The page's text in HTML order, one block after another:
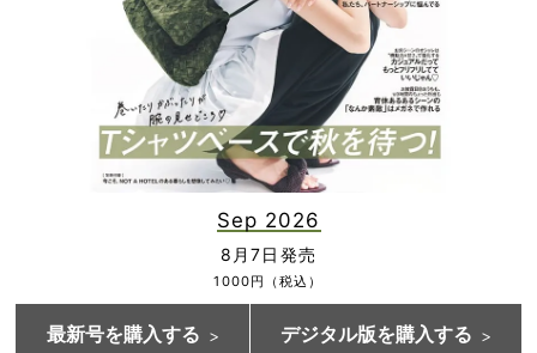
Sep 2026
8月7日発売
1000円（税込）
最新号を購入する デジタル版を購入する